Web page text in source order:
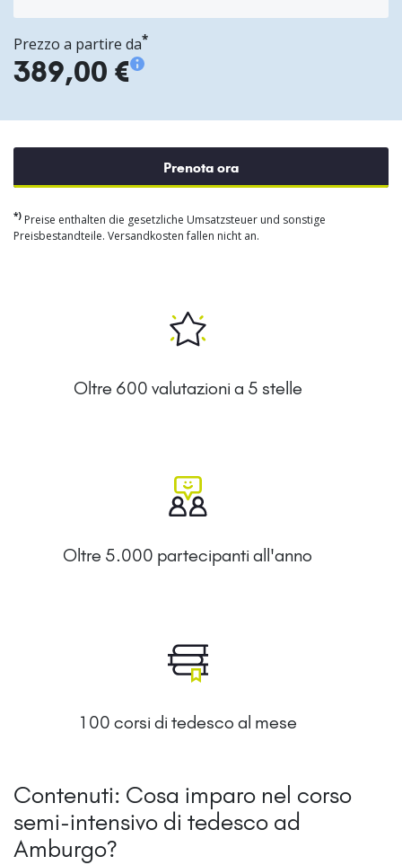
Prezzo a partire da*
389,00 €
Prenota ora
*) Preise enthalten die gesetzliche Umsatzsteuer und sonstige
Preisbestandteile. Versandkosten fallen nicht an.
Oltre 600 valutazioni a 5 stelle
Oltre 5.000 partecipanti all'anno
100 corsi di tedesco al mese
Contenuti: Cosa imparo nel corso
semi-intensivo di tedesco ad
Amburgo?